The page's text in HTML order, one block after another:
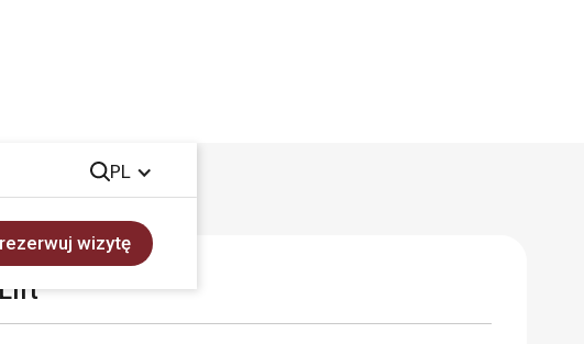
PL
wizytę